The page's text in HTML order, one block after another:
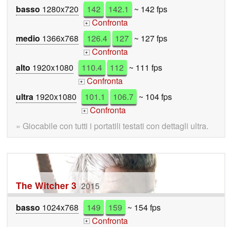
basso 1280x720 142 142.1 ~ 142 fps
+ Confronta
medio 1366x768 126.4 127 ~ 127 fps
+ Confronta
alto 1920x1080 110.4 112 ~ 111 fps
+ Confronta
ultra 1920x1080 101.1 106.7 ~ 104 fps
+ Confronta
» Giocabile con tutti i portatili testati con dettagli ultra.
The Witcher 3 2015
basso 1024x768 149 159 ~ 154 fps
+ Confronta